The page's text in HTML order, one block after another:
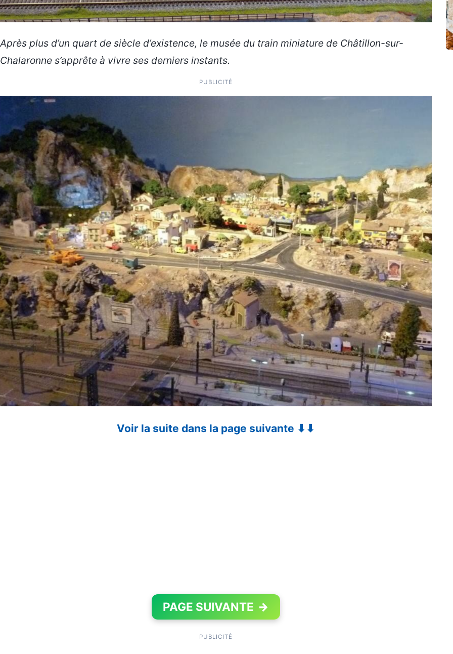
Après plus d’un quart de siècle d’existence, le musée du train miniature de Châtillon-sur-
Chalaronne s’apprête à vivre ses derniers instants.
PUBLICITÉ
Voir la suite dans la page suivante ⬇⬇
PAGE SUIVANTE →
PUBLICITÉ